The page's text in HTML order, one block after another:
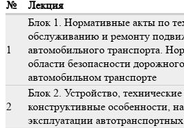
№
Лекция
1
Блок 1. Нормативные акты по
обслуживанию и ремонту
автомобильного транспорта.
области безопасности
автомобильном транспорте
2
Блок 2. Устройство,
конструктивные особенности,
эксплуатации